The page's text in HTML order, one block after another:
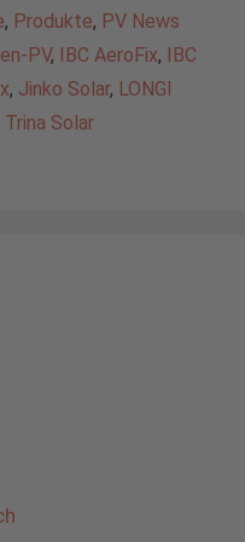
, Produkte, PV News
PV, IBC AeroFix,
IBC
, Jinko Solar, LONGI
Trina Solar